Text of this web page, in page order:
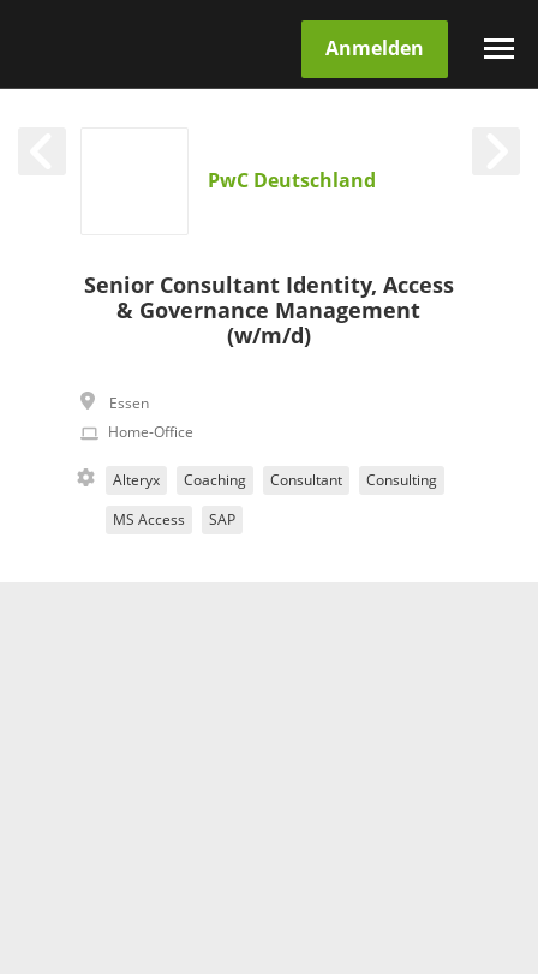
Anmelden
PwC Deutschland
Senior Consultant Identity, Access
& Governance Management
(w/m/d)
Essen
Home-Office
Alteryx Coaching Consultant Consulting
MS Access SAP